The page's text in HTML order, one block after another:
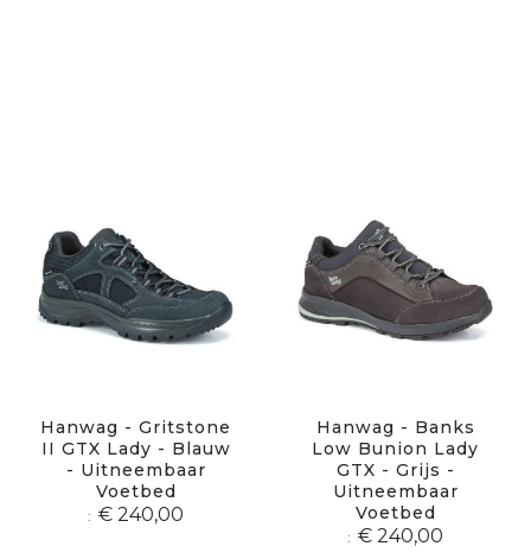
Hanwag - Gritstone
II GTX Lady - Blauw
- Uitneembaar
Voetbed
€ 240,00
Hanwag - Banks
Low Bunion Lady
GTX - Grijs -
Uitneembaar
Voetbed
€ 240,00